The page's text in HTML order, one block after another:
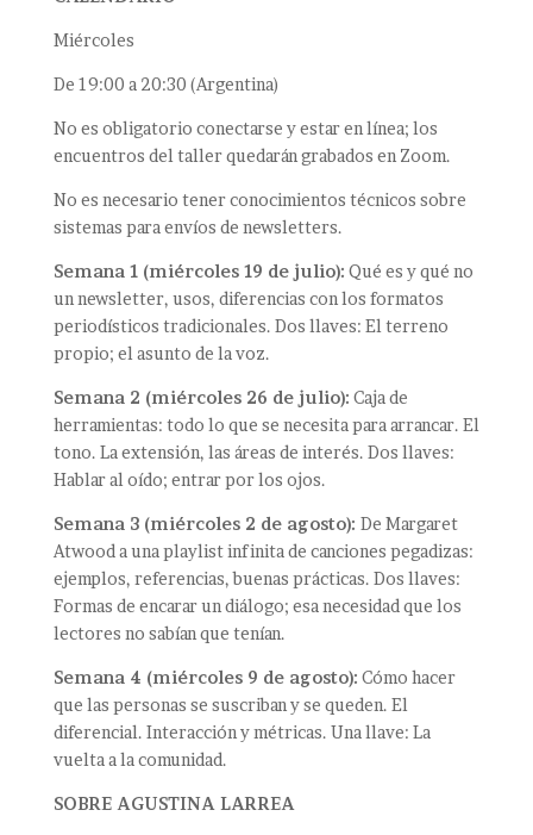
Miércoles
De 19:00 a 20:30 (Argentina)
No es obligatorio conectarse y estar en línea; los
encuentros del taller quedarán grabados en Zoom.
No es necesario tener conocimientos técnicos sobre
sistemas para envíos de newsletters.
Semana 1 (miércoles 19 de julio): Qué es y qué no
un newsletter, usos, diferencias con los formatos
periodísticos tradicionales. Dos llaves: El terreno
propio; el asunto de la voz.
Semana 2 (miércoles 26 de julio): Caja de
herramientas: todo lo que se necesita para arrancar. El
tono. La extensión, las áreas de interés. Dos llaves:
Hablar al oído; entrar por los ojos.
Semana 3 (miércoles 2 de agosto): De Margaret
Atwood a una playlist infinita de canciones pegadizas:
ejemplos, referencias, buenas prácticas. Dos llaves:
Formas de encarar un diálogo; esa necesidad que los
lectores no sabían que tenían.
Semana 4 (miércoles 9 de agosto): Cómo hacer
que las personas se suscriban y se queden. El
diferencial. Interacción y métricas. Una llave: La
vuelta a la comunidad.
SOBRE AGUSTINA LARREA